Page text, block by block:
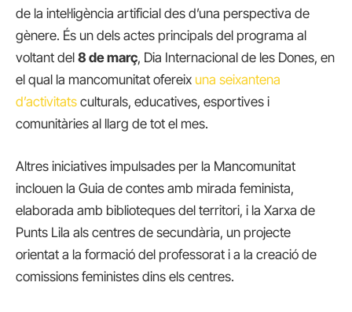
de la intel·ligència artificial des d’una perspectiva de
gènere. És un dels actes principals del programa al
voltant del 8 de març, Dia Internacional de les Dones, en
el qual la mancomunitat ofereix una seixantena
d’activitats culturals, educatives, esportives i
comunitàries al llarg de tot el mes.
Altres iniciatives impulsades per la Mancomunitat
inclouen la Guia de contes amb mirada feminista,
elaborada amb biblioteques del territori, i la Xarxa de
Punts Lila als centres de secundària, un projecte
orientat a la formació del professorat i a la creació de
comissions feministes dins els centres.